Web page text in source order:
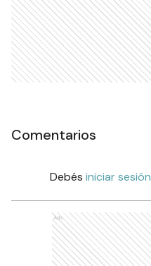
Comentarios
Debés iniciar sesión
Ads